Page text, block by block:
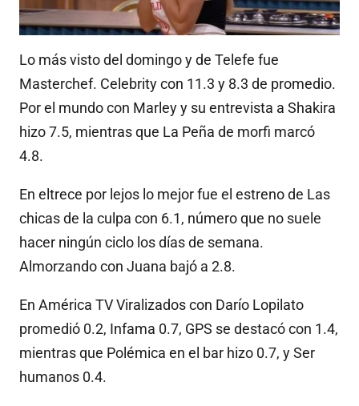
Lo más visto del domingo y de Telefe fue
Masterchef. Celebrity con 11.3 y 8.3 de promedio.
Por el mundo con Marley y su entrevista a Shakira
hizo 7.5, mientras que La Peña de morfi marcó
4.8.
En eltrece por lejos lo mejor fue el estreno de Las
chicas de la culpa con 6.1, número que no suele
hacer ningún ciclo los días de semana.
Almorzando con Juana bajó a 2.8.
En América TV Viralizados con Darío Lopilato
promedió 0.2, Infama 0.7, GPS se destacó con 1.4,
mientras que Polémica en el bar hizo 0.7, y Ser
humanos 0.4.